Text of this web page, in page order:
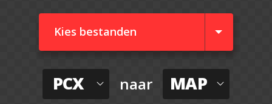
Kies bestanden
PCX naar MAP